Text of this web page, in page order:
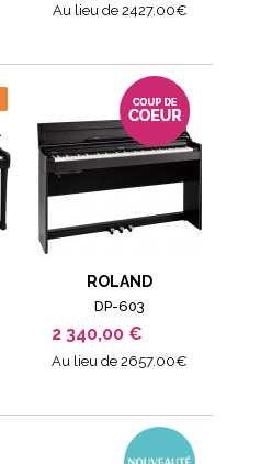
Au lieu de 2427.00€
ROLAND
DP-603
2 340,00 €
Au lieu de 2657.00€